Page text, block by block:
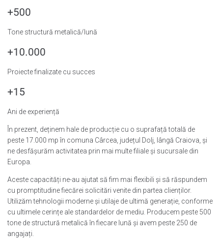
+500
Tone structură metalică/lună
+10.000
Proiecte finalizate cu succes
+15
Ani de experiență
În prezent, deținem hale de producție cu o suprafață totală de
peste 17.000 mp în comuna Cârcea, județul Dolj, lângă Craiova, și
ne desfășurăm activitatea prin mai multe filiale și sucursale din
Europa.
Aceste capacități ne-au ajutat să fim mai flexibili și să răspundem
cu promptitudine fiecărei solicitări venite din partea clienților.
Utilizăm tehnologii moderne și utilaje de ultimă generație, conforme
cu ultimele cerințe ale standardelor de mediu. Producem peste 500
tone de structură metalică în fiecare lună și avem peste 250 de
angajați.